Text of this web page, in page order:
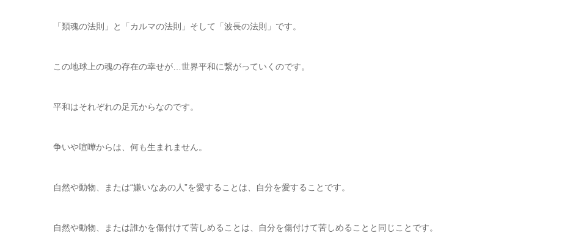
「類魂の法則」と「カルマの法則」そして「波長の法則」です。
この地球上の魂の存在の幸せが…世界平和に繋がっていくのです。
平和はそれぞれの足元からなのです。
争いや喧嘩からは、何も生まれません。
自然や動物、または“嫌いなあの人”を愛することは、自分を愛することです。
自然や動物、または誰かを傷付けて苦しめることは、自分を傷付けて苦しめることと同じことです。